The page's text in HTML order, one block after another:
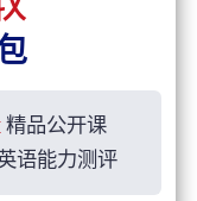
精品公开课
语能力测评